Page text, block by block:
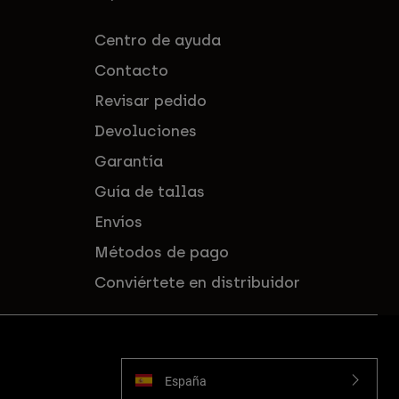
Centro de ayuda
Contacto
Revisar pedido
Devoluciones
Garantía
Guía de tallas
Envíos
Métodos de pago
Conviértete en distribuidor
España